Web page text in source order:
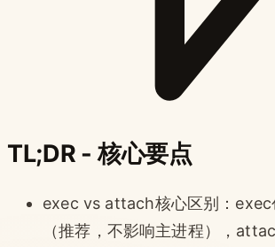
TL;DR - 核心要点
exec vs attach核心区别：exec
（推荐，不影响主进程），